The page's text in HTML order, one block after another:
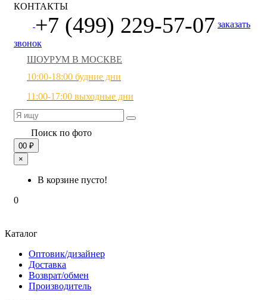
КОНТАКТЫ
+7 (499) 229-57-07 заказать
звонок
ШОУРУМ В МОСКВЕ
10:00-18:00 будние дни
11:00-17:00 выходные дни
Поиск по фото
00 ₽
×
В корзине пусто!
0
Каталог
Оптовик/дизайнер
Доставка
Возврат/обмен
Производитель